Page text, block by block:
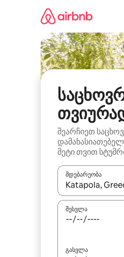
შეარჩიეთ
მეტი თვით
მდებარეობა
როცა შედეგები
შესვლა
გასვლა